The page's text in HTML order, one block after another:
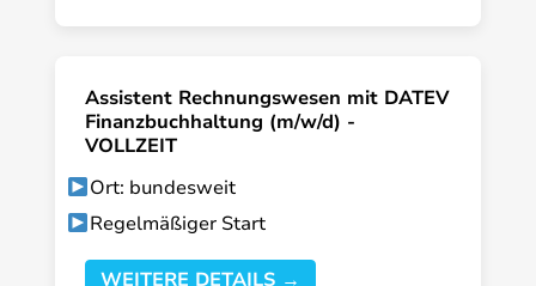
Assistent Rechnungswesen mit DATEV
Finanzbuchhaltung (m/w/d) -
VOLLZEIT
Ort: bundesweit
Regelmäßiger Start
WEITERE DETAILS →